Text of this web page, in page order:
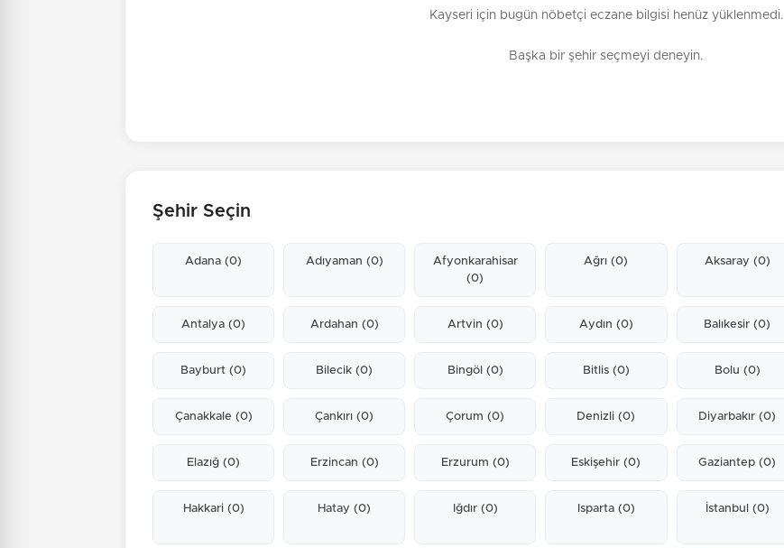
Kayseri için bugün nöbetçi eczane bilgisi henüz yüklenmedi.
Başka bir şehir seçmeyi deneyin.
Şehir Seçin
Adana(0) Adıyaman (0)
Afyonkarahisar
(0)
Ağrı(0) Aksaray (0)
Antalya(0) Ardahan (0) Artvin (0) Aydın (0) Balıkesir(0)
Bayburt(0) Bilecik(0) Bingöl (0) Bitlis (0) Bolu (0)
Çanakkale (0) Çankırı(0) Çorum(0) Denizli(0) Diyarbakır(0)
Elazığ(0) Erzincan (0) Erzurum (0) Eskişehir(0) Gaziantep(0)
Hakkari (0) Hatay(0) Iğdır (0) Isparta (0) İstanbul (0)